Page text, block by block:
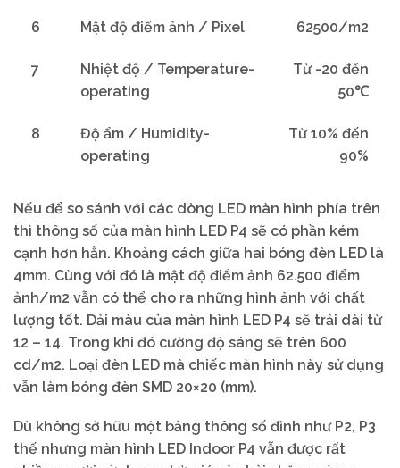
6 Mật độ điểm ảnh / Pixel 62500/m2
7
Nhiệt độ / Temperature-
operating
Từ -20 đến
50℃
8
Độ ẩm / Humidity-
operating
Từ 10% đến
90%
Nếu để so sánh với các dòng LED màn hình phía trên
thì thông số của màn hình LED P4 sẽ có phần kém
cạnh hơn hẳn. Khoảng cách giữa hai bóng đèn LED là
4mm. Cùng với đó là mật độ điểm ảnh 62.500 điểm
ảnh/m2 vẫn có thể cho ra những hình ảnh với chất
lượng tốt. Dải màu của màn hình LED P4 sẽ trải dài từ
12 – 14. Trong khi đó cường độ sáng sẽ trên 600
cd/m2. Loại đèn LED mà chiếc màn hình này sử dụng
vẫn làm bóng đèn SMD 20×20 (mm).
Dù không sở hữu một bảng thông số đỉnh như P2, P3
thế nhưng màn hình LED Indoor P4 vẫn được rất